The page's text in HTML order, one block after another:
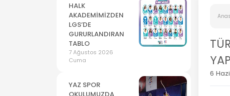
HALK
AKADEMİMİZDEN
LGS’DE
GURURLANDIRAN
TABLO
7 Ağustos 2026
Cuma
YAZ SPOR
OKULUMUZDA
6